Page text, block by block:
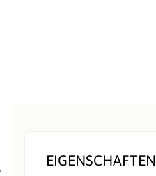
EIGENSCHAFTEN